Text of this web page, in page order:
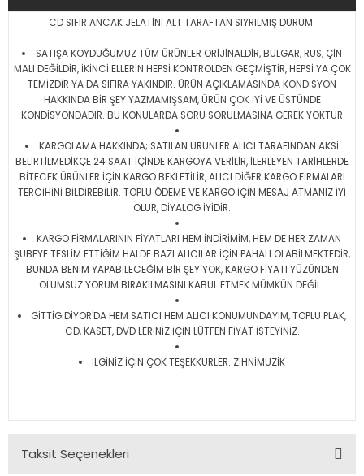
CD SIFIR ANCAK JELATİNİ ALT TARAFTAN SIYRILMIŞ DURUM.
SATIŞA KOYDUĞUMUZ TÜM ÜRÜNLER ORİJİNALDİR, BULGAR, RUS, ÇİN
MALI DEĞİLDİR, İKİNCİ ELLERİN HEPSİ KONTROLDEN GEÇMİŞTİR, HEPSİ YA ÇOK
TEMİZDİR YA DA SIFIRA YAKINDIR. ÜRÜN AÇIKLAMASINDA KONDİSYON
HAKKINDA BİR ŞEY YAZMAMIŞSAM, ÜRÜN ÇOK İYİ VE ÜSTÜNDE
KONDİSYONDADIR. BU KONULARDA SORU SORULMASINA GEREK YOKTUR
KARGOLAMA HAKKINDA; SATILAN ÜRÜNLER ALICI TARAFINDAN AKSİ
BELİRTİLMEDİKÇE 24 SAAT İÇİNDE KARGOYA VERİLİR, İLERLEYEN TARİHLERDE
BİTECEK ÜRÜNLER İÇİN KARGO BEKLETİLİR, ALICI DİĞER KARGO FİRMALARI
TERCİHİNİ BİLDİREBİLİR. TOPLU ÖDEME VE KARGO İÇİN MESAJ ATMANIZ İYİ
OLUR, DİYALOG İYİDİR.
KARGO FİRMALARININ FİYATLARI HEM İNDİRİMİM, HEM DE HER ZAMAN
ŞUBEYE TESLİM ETTİĞİM HALDE BAZI ALICILAR İÇİN PAHALI OLABİLMEKTEDİR,
BUNDA BENİM YAPABİLECEĞİM BİR ŞEY YOK, KARGO FİYATI YÜZÜNDEN
OLUMSUZ YORUM BIRAKILMASINI KABUL ETMEK MÜMKÜN DEĞİL .
GİTTİGİDİYOR'DA HEM SATICI HEM ALICI KONUMUNDAYIM, TOPLU PLAK,
CD, KASET, DVD LERİNİZ İÇİN LÜTFEN FİYAT İSTEYİNİZ.
İLGİNİZ İÇİN ÇOK TEŞEKKÜRLER. ZİHNİMÜZİK
Taksit Seçenekleri